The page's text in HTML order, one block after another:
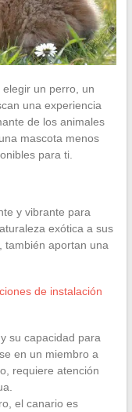
un perro, un
una experiencia
de los animales
mascota menos
para ti.
y vibrante para
exótica a sus
también aportan una
de instalación
su capacidad para
en un miembro a
requiere atención
el canario es